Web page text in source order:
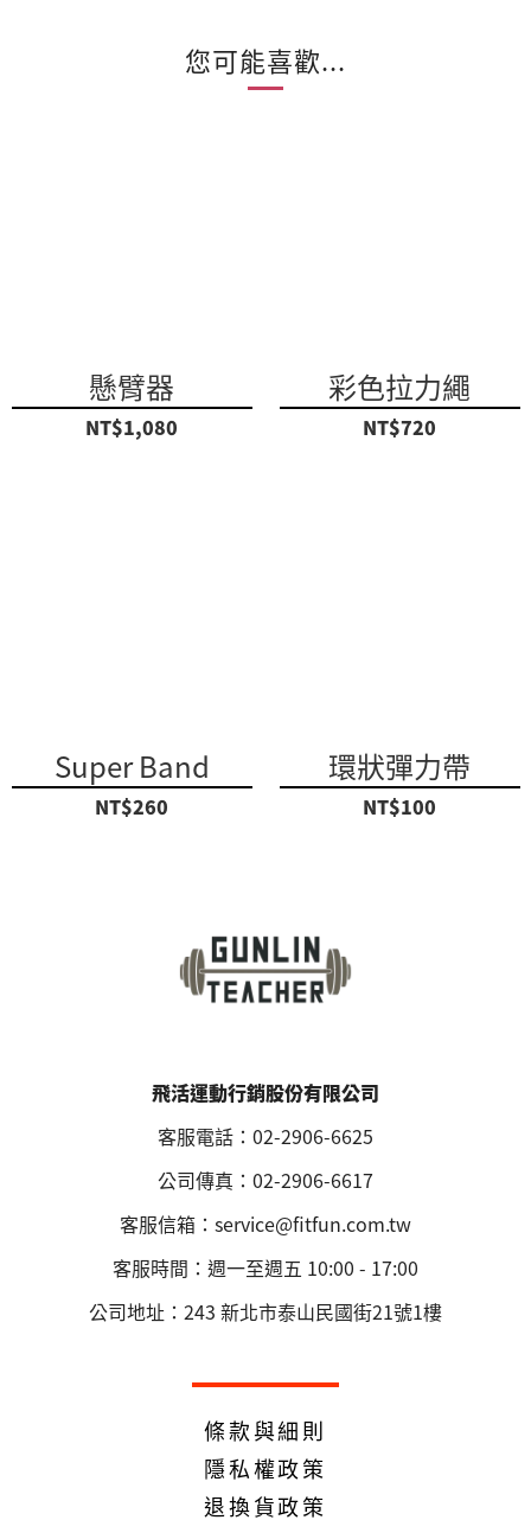
您可能喜歡...
懸臂器
NT$1,080
彩色拉力繩
NT$720
Super Band
NT$260
環狀彈力帶
NT$100
飛活運動行銷股份有限公司
客服電話：02-2906-6625
公司傳真：02-2906-6617
客服信箱：service@fitfun.com.tw
客服時間：週一至週五 10:00 - 17:00
公司地址：243 新北市泰山民國街21號1樓
條款與細則
隱私權政策
退換貨政策